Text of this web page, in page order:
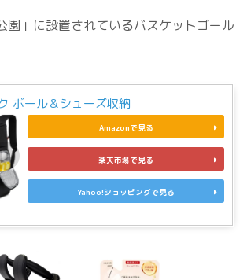
園」に設置されているバスケットゴール
ボール＆シューズ収納
Amazonで見る
楽天市場で見る
Yahoo!ショッピングで見る